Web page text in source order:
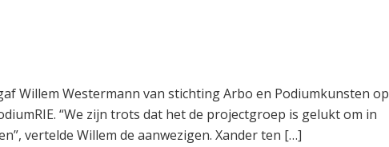
Willem Westermann van stichting Arbo en Podiumkunsten op
“We zijn trots dat het de projectgroep is gelukt om in
vertelde Willem de aanwezigen. Xander ten […]